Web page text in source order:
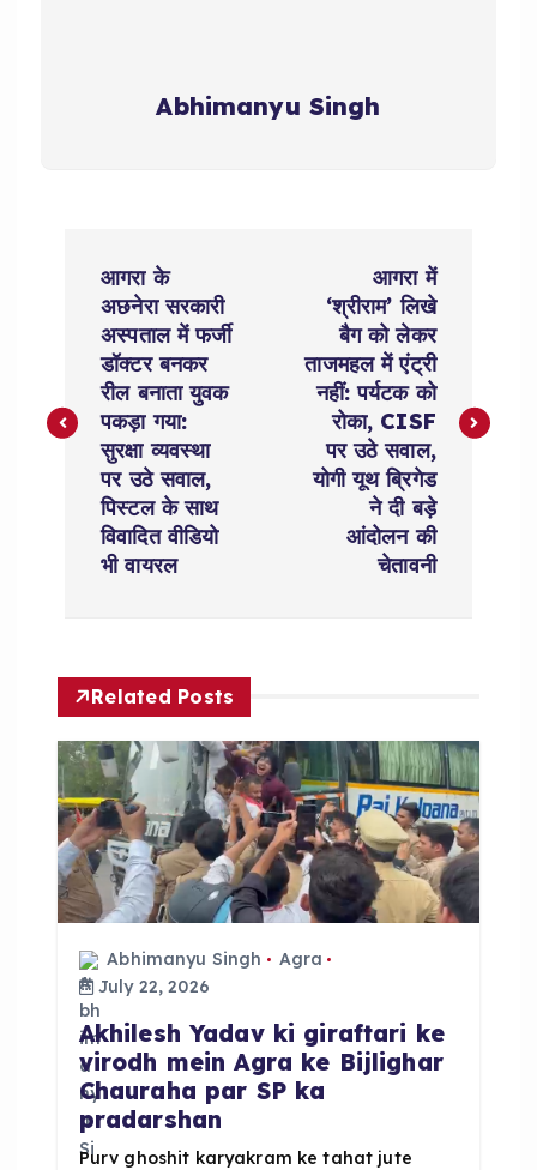
Abhimanyu Singh
t
g
a
t
आगरा के
अछनेरा सरकारी
अस्पताल में फर्जी
डॉक्टर बनकर
रील बनाता युवक
पकड़ा गया:
सुरक्षा व्यवस्था
पर उठे सवाल,
पिस्टल के साथ
विवादित वीडियो
भी वायरल
आगरा में
‘श्रीराम’ लिखे
बैग को लेकर
ताजमहल में एंट्री
नहीं: पर्यटक को
रोका, CISF
पर उठे सवाल,
योगी यूथ ब्रिगेड
ने दी बड़े
आंदोलन की
चेतावनी
Related Posts
Abhimanyu Singh
Agra
July 22, 2026
Akhilesh Yadav ki giraftari ke
virodh mein Agra ke Bijlighar
Chauraha par SP ka
pradarshan
Purv ghoshit karyakram ke tahat jute